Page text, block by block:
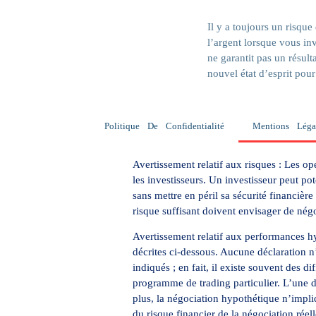
Il y a toujours un risque
l’argent lorsque vous
ne garantit pas un
nouvel état d’esprit
Politique De Confidentialité Mentions
Avertissement relatif aux risques : Les
les investisseurs. Un investisseur peut
sans mettre en péril sa sécurité
risque suffisant doivent envisager de
Avertissement relatif aux performances
décrites ci-dessous. Aucune déclaration
indiqués ; en fait, il existe souvent des
programme de trading particulier. L’une
plus, la négociation hypothétique